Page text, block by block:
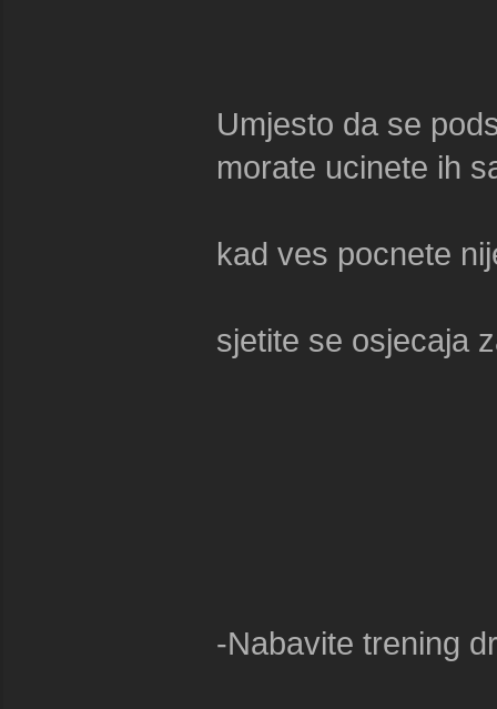
Umjesto da se
morate ucinete ih
kad ves pocnete
sjetite se osjecaja
-Nabavite trening